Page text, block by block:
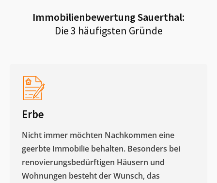
ImmobilienbewertungSauerthal:
Die 3 häufigsten Gründe
Erbe
Nicht immer möchten Nachkommen eine
geerbte Immobilie behalten. Besonders bei
renovierungsbedürftigen Häusern und
Wohnungen besteht der Wunsch, das